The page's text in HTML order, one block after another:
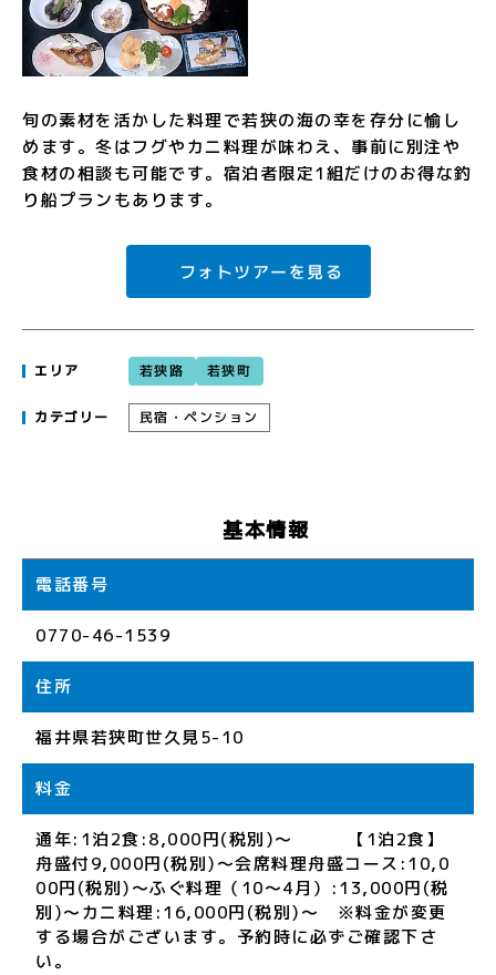
旬の素材を活かした料理で若狭の海の幸を存分に愉し
めます。冬はフグやカニ料理が味わえ、事前に別注や
食材の相談も可能です。宿泊者限定1組だけのお得な釣
り船プランもあります。
フォトツアーを見る
エリア 若狭路 若狭町
カテゴリー 民宿・ペンション
基本情報
電話番号
0770-46-1539
住所
福井県若狭町世久見5-10
料金
通年:1泊2食:8,000円(税別)～ 【1泊2食】
舟盛付9,000円(税別)～会席料理舟盛コース:10,0
00円(税別)～ふぐ料理（10～4月）:13,000円(税
別)～カニ料理:16,000円(税別)～ ※料金が変更
する場合がございます。予約時に必ずご確認下さ
い。